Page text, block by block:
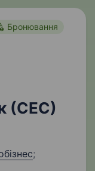
Бронювання
(СЕС)
;